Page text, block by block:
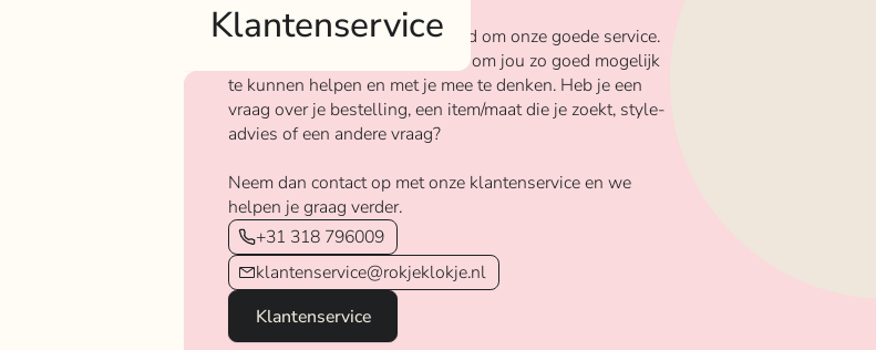
Klantenservice
Bij Rokjeklokje staan we bekend om onze goede service.
We vinden het super belangrijk om jou zo goed mogelijk
te kunnen helpen en met je mee te denken. Heb je een
vraag over je bestelling, een item/maat die je zoekt, style-
advies of een andere vraag?
Neem dan contact op met onze klantenservice en we
helpen je graag verder.
+31 318 796009
klantenservice@rokjeklokje.nl
Klantenservice